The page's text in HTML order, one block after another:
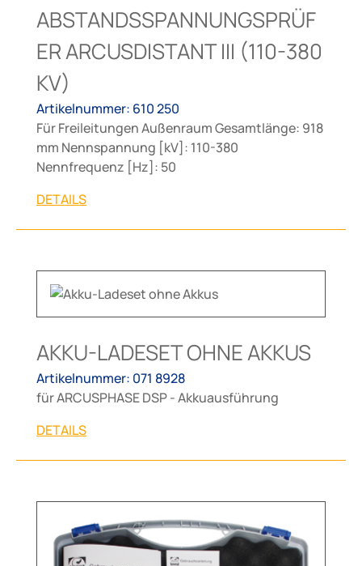
ABSTANDSSPANNUNGSPRÜF
ER ARCUSDISTANT III (110-380
KV)
Artikelnummer: 610 250
Für Freileitungen Außenraum Gesamtlänge: 918
mm Nennspannung [kV]: 110-380
Nennfrequenz [Hz]: 50
DETAILS
AKKU-LADESET OHNE AKKUS
Artikelnummer: 071 8928
für ARCUSPHASE DSP - Akkuausführung
DETAILS